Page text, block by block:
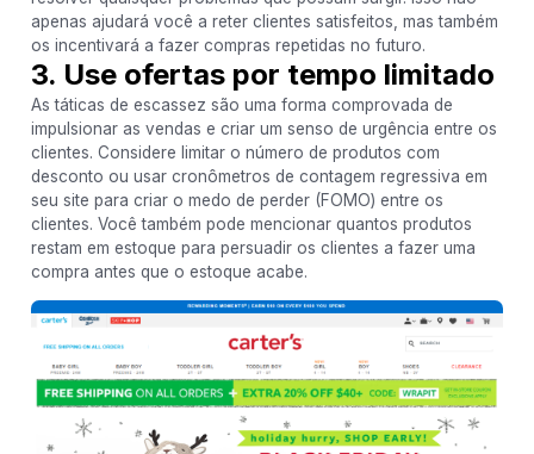
apenas ajudará você a reter clientes satisfeitos, mas também
os incentivará a fazer compras repetidas no futuro.
3. Use ofertas por tempo limitado
As táticas de escassez são uma forma comprovada de
impulsionar as vendas e criar um senso de urgência entre os
clientes. Considere limitar o número de produtos com
desconto ou usar cronômetros de contagem regressiva em
seu site para criar o medo de perder (FOMO) entre os
clientes. Você também pode mencionar quantos produtos
restam em estoque para persuadir os clientes a fazer uma
compra antes que o estoque acabe.